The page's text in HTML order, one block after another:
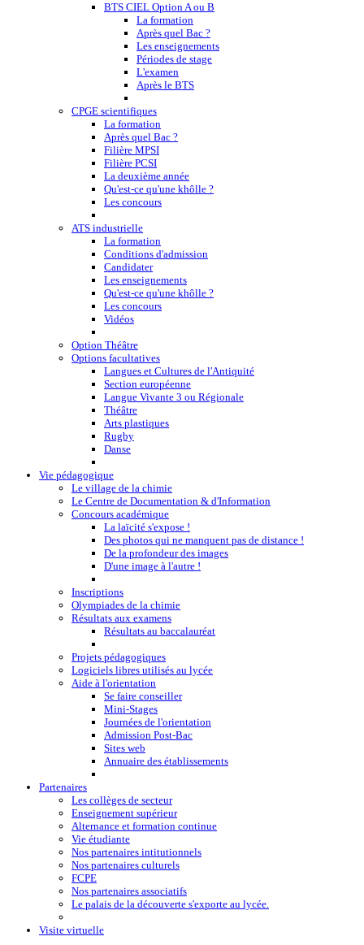
BTS CIEL Option A ou B
La formation
Après quel Bac ?
Les enseignements
Périodes de stage
L'examen
Après le BTS
CPGE scientifiques
La formation
Après quel Bac ?
Filière MPSI
Filière PCSI
La deuxième année
Qu'est-ce qu'une khôlle ?
Les concours
ATS industrielle
La formation
Conditions d'admission
Candidater
Les enseignements
Qu'est-ce qu'une khôlle ?
Les concours
Vidéos
Option Théâtre
Options facultatives
Langues et Cultures de l'Antiquité
Section européenne
Langue Vivante 3 ou Régionale
Théâtre
Arts plastiques
Rugby
Danse
Vie pédagogique
Le village de la chimie
Le Centre de Documentation & d'Information
Concours académique
La laïcité s'expose !
Des photos qui ne manquent pas de distance !
De la profondeur des images
D'une image à l'autre !
Inscriptions
Olympiades de la chimie
Résultats aux examens
Résultats au baccalauréat
Projets pédagogiques
Logiciels libres utilisés au lycée
Aide à l'orientation
Se faire conseiller
Mini-Stages
Journées de l'orientation
Admission Post-Bac
Sites web
Annuaire des établissements
Partenaires
Les collèges de secteur
Enseignement supérieur
Alternance et formation continue
Vie étudiante
Nos partenaires intitutionnels
Nos partenaires culturels
FCPE
Nos partenaires associatifs
Le palais de la découverte s'exporte au lycée.
Visite virtuelle